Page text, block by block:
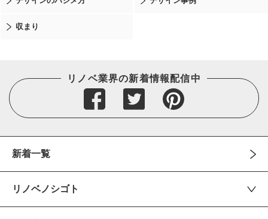
収まり
リノベ業界の新着情報配信中
新着一覧
リノベノシゴト